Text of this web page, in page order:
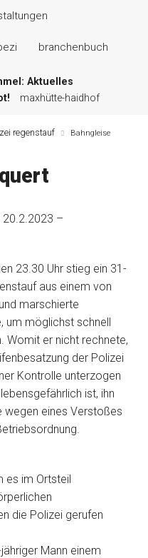
branchenbuch
Aktuelles
maxhütte-haidhof
u.v.m.!
kallmünz
muss nun
Angebote Ihrer
vor ort | anzeige
regenstauf
Bahngleise
20.2.2023 –
23.30 Uhr stieg ein 31-
aus einem von
marschierte
um möglichst schnell
Womit er nicht rechnete,
der Polizei
Kontrolle unterzogen
ist, ihn
wegen eines Verstoßes
es im Ortsteil
die Polizei gerufen
Mann einem